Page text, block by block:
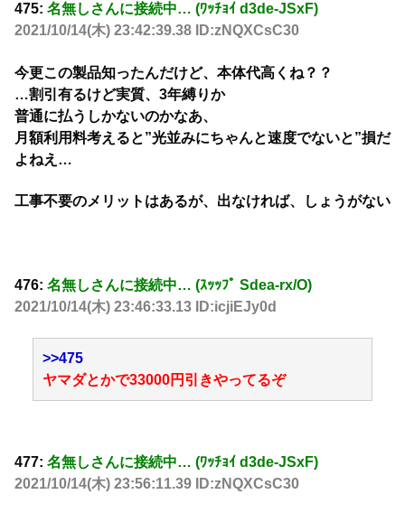
475: 名無しさんに接続中… (ﾜｯﾁｮｲ d3de-JSxF)
2021/10/14(木) 23:42:39.38 ID:zNQXCsC30
今更この製品知ったんだけど、本体代高くね？？
…割引有るけど実質、3年縛りか
普通に払うしかないのかなあ、
月額利用料考えると”光並みにちゃんと速度でないと”損だ
よねえ…
工事不要のメリットはあるが、出なければ、しょうがない
476: 名無しさんに接続中… (ｽｯｯﾌﾟ Sdea-rx/O)
2021/10/14(木) 23:46:33.13 ID:icjiEJy0d
>>475
ヤマダとかで33000円引きやってるぞ
477: 名無しさんに接続中… (ﾜｯﾁｮｲ d3de-JSxF)
2021/10/14(木) 23:56:11.39 ID:zNQXCsC30